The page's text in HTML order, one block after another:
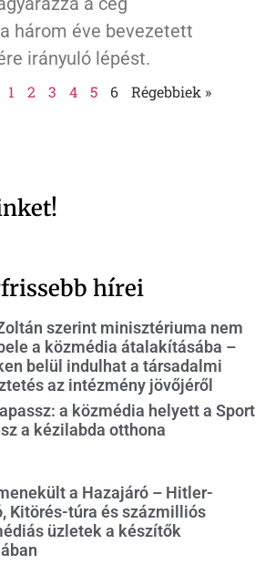
három éve bevezetett
irányuló lépést.
1 2 3 4 5 6 Régebbiek »
hírei
szerint minisztériuma nem
a közmédia átalakításába –
belül indulhat a társadalmi
az intézmény jövőjéről
a közmédia helyett a Sport
a kézilabda otthona
a Hazajáró – Hitler-
Kitörés-túra és százmilliós
üzletek a készítők